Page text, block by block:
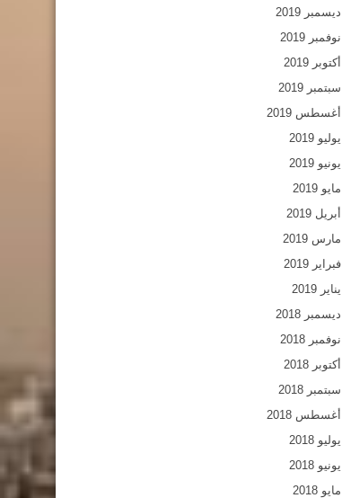
ديسمبر 2019
نوفمبر 2019
أكتوبر 2019
سبتمبر 2019
أغسطس 2019
يوليو 2019
يونيو 2019
مايو 2019
أبريل 2019
مارس 2019
فبراير 2019
يناير 2019
ديسمبر 2018
نوفمبر 2018
أكتوبر 2018
سبتمبر 2018
أغسطس 2018
يوليو 2018
يونيو 2018
مايو 2018